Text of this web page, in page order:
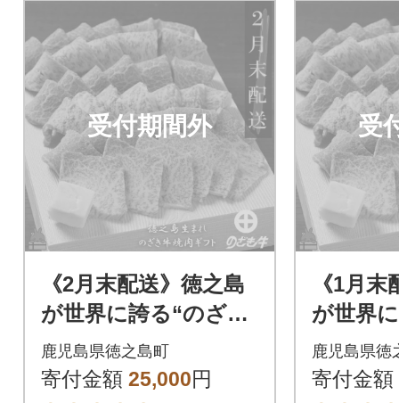
受付期間外
《2月末配送》徳之島
が世界に誇る“のざき
牛”特選焼肉ギフト
鹿児島県徳之島町
寄付金額 25,000円
受
《1月
が世界
牛”特選
鹿児島県徳
寄付金額